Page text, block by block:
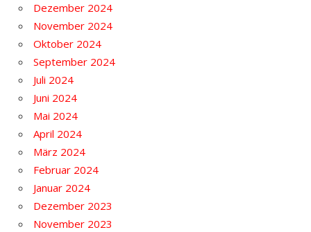
Dezember 2024
November 2024
Oktober 2024
September 2024
Juli 2024
Juni 2024
Mai 2024
April 2024
März 2024
Februar 2024
Januar 2024
Dezember 2023
November 2023